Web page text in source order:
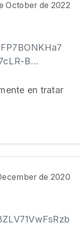
October de 2022
B...
en tratar
de 2020